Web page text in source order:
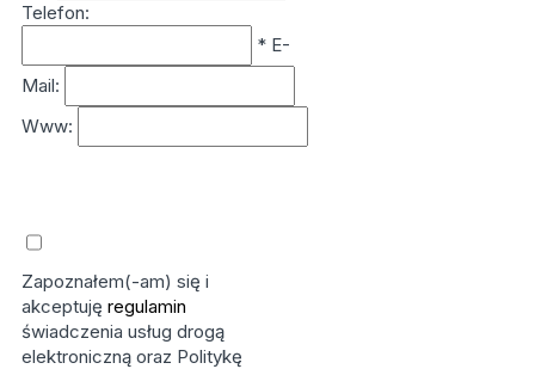
Telefon:
*E-
Mail:
Www:
Zapoznałem(-am) się i
akceptuję regulamin
świadczenia usług drogą
elektroniczną oraz Politykę